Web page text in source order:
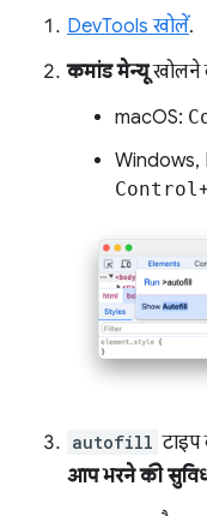
DevTools खोलें.
कमांड मेन्यूखोलने
macOS:
Windows,
Control+
autofill
आप भरने की